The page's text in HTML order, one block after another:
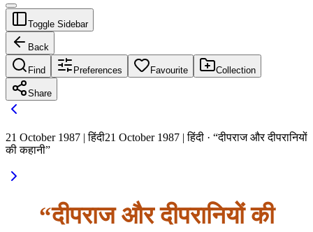
Toggle Sidebar
Back
Find Preferences Favourite Collection
Share
21 October 1987 | हिंदी21 October 1987 | हिंदी · “दीपराज और दीपरानियों
की कहानी”
“दीपराज और दीपरानियों की